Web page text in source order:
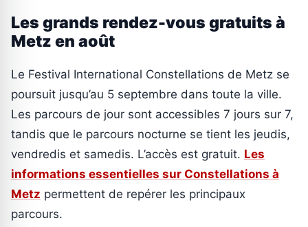
Les grands rendez-vous gratuits à
Metz en août
Le Festival International Constellations de Metz se
poursuit jusqu’au 5 septembre dans toute la ville.
Les parcours de jour sont accessibles 7 jours sur 7,
tandis que le parcours nocturne se tient les jeudis,
vendredis et samedis. L’accès est gratuit. Les
informations essentielles sur Constellations à
Metz permettent de repérer les principaux
parcours.